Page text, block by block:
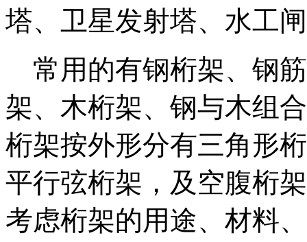
塔、卫星发射塔、水工
常用的有钢桁架、钢
架、木桁架、钢与木组
桁架按外形分有三角形
平行弦桁架，及空腹桁
考虑桁架的用途、材料